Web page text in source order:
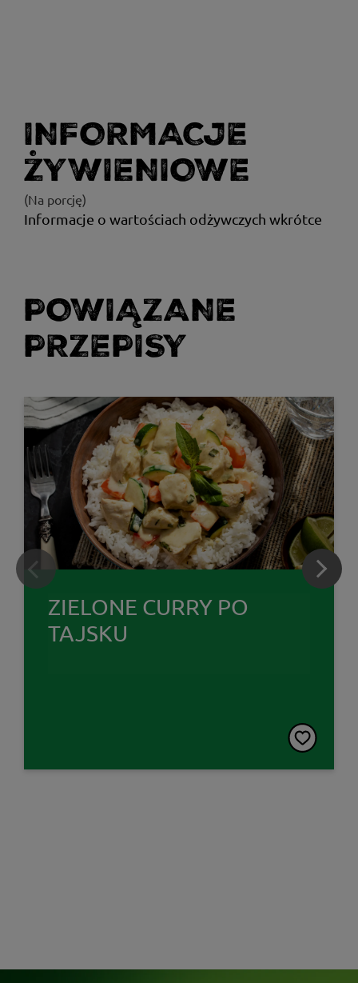
INFORMACJE
ŻYWIENIOWE
(Na porcję)
Informacje o wartościach odżywczych wkrótce
POWIĄZANE
PRZEPISY
ZIELONE CURRY PO
TAJSKU